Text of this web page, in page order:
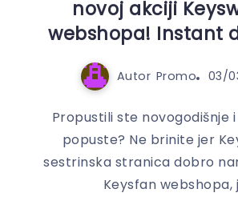
novoj akciji
webshopa! Instant
Autor Promo 03/
Propustili ste novogodišnje
popuste? Ne brinite jer
sestrinska stranica dobro
Keysfan webshopa,